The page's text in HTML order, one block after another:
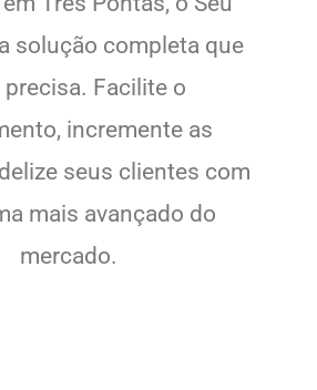
solução completa que
precisa. Facilite o
incremente as
seus clientes com
mais avançado do
mercado.